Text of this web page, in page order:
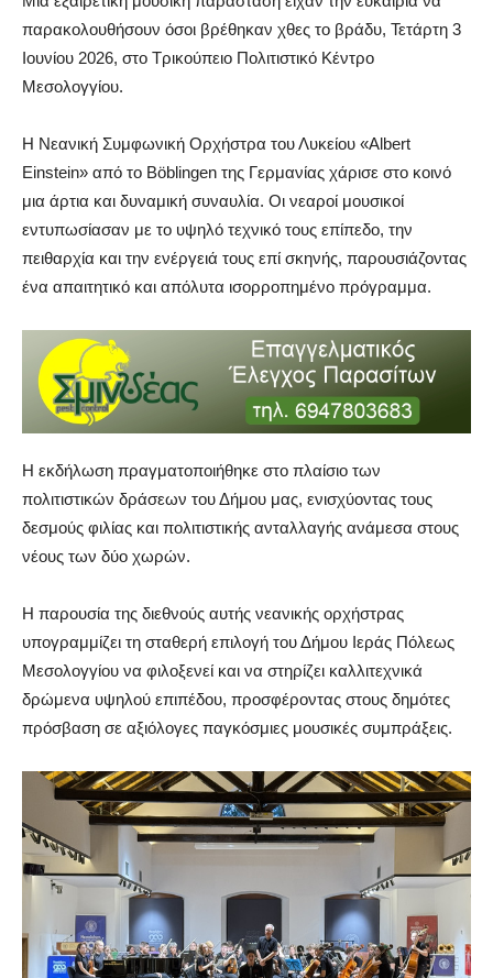
παρακολουθήσουν όσοι βρέθηκαν χθες το βράδυ, Τετάρτη 3
Ιουνίου 2026, στο Τρικούπειο Πολιτιστικό Κέντρο
Μεσολογγίου.
Η Νεανική Συμφωνική Ορχήστρα του Λυκείου «Albert
Einstein» από το Böblingen της Γερμανίας χάρισε στο κοινό
μια άρτια και δυναμική συναυλία. Οι νεαροί μουσικοί
εντυπωσίασαν με το υψηλό τεχνικό τους επίπεδο, την
πειθαρχία και την ενέργειά τους επί σκηνής, παρουσιάζοντας
ένα απαιτητικό και απόλυτα ισορροπημένο πρόγραμμα.
Η εκδήλωση πραγματοποιήθηκε στο πλαίσιο των
πολιτιστικών δράσεων του Δήμου μας, ενισχύοντας τους
δεσμούς φιλίας και πολιτιστικής ανταλλαγής ανάμεσα στους
νέους των δύο χωρών.
Η παρουσία της διεθνούς αυτής νεανικής ορχήστρας
υπογραμμίζει τη σταθερή επιλογή του Δήμου Ιεράς Πόλεως
Μεσολογγίου να φιλοξενεί και να στηρίζει καλλιτεχνικά
δρώμενα υψηλού επιπέδου, προσφέροντας στους δημότες
πρόσβαση σε αξιόλογες παγκόσμιες μουσικές συμπράξεις.